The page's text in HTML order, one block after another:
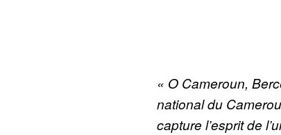
« O Cameroun,
national du
capture l’esprit de